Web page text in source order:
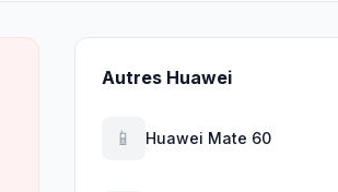
Autres Huawei
📱 Huawei Mate 60